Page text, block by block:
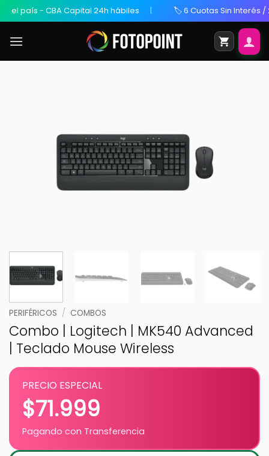
- CBA Capital 24h hábiles 🏷️ 6 Cuotas Sin Interés / 20%
PERIFÉRICOS / COMBOS
Combo | Logitech | MK540 Advanced
| Teclado Mouse Wireless
PRECIO ESPECIAL
$71.999
Pagando con Transferencia